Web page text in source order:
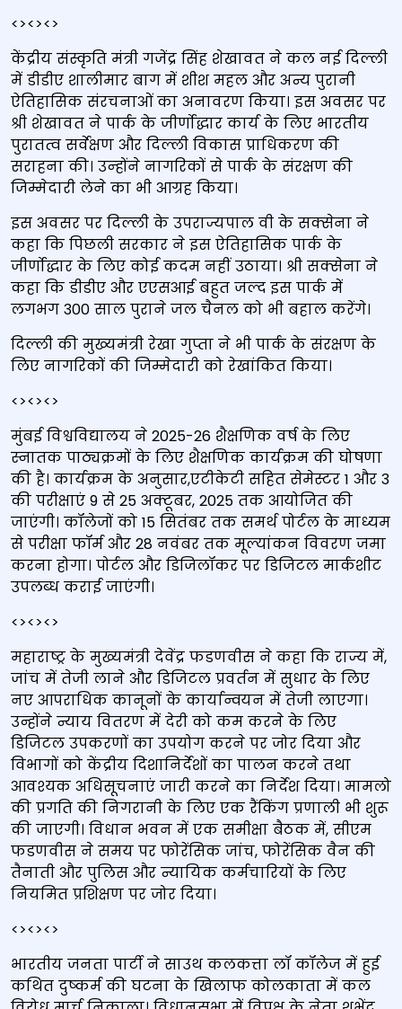
<><><>
केंद्रीय संस्कृति मंत्री गजेंद्र सिंह शेखावत ने कल नई दिल्ली
में डीडीए शालीमार बाग में शीश महल और अन्य पुरानी
ऐतिहासिक संरचनाओं का अनावरण किया। इस अवसर पर
श्री शेखावत ने पार्क के जीर्णोद्धार कार्य के लिए भारतीय
पुरातत्व सर्वेक्षण और दिल्ली विकास प्राधिकरण की
सराहना की। उन्‍होंने नागरिकों से पार्क के संरक्षण की
जिम्मेदारी लेने का भी आग्रह किया।
इस अवसर पर दिल्ली के उपराज्यपाल वी के सक्सेना ने
कहा कि पिछली सरकार ने इस ऐतिहासिक पार्क के
जीर्णोद्धार के लिए कोई कदम नहीं उठाया। श्री सक्सेना ने
कहा कि डीडीए और एएसआई बहुत जल्द इस पार्क में
लगभग 300 साल पुराने जल चैनल को भी बहाल करेंगे।
दिल्ली की मुख्‍यमंत्री रेखा गुप्ता ने भी पार्क के संरक्षण के
लिए नागरिकों की जिम्मेदारी को रेखांकित किया।
<><><>
मुंबई विश्वविद्यालय ने 2025-26 शैक्षणिक वर्ष के लिए
स्नातक पाठ्यक्रमों के लिए शैक्षणिक कार्यक्रम की घोषणा
की है। कार्यक्रम के अनुसार,एटीकेटी सहित सेमेस्टर 1 और 3
की परीक्षाएं 9 से 25 अक्टूबर, 2025 तक आयोजित की
जाएंगी। कॉलेजों को 15 सितंबर तक समर्थ पोर्टल के माध्यम
से परीक्षा फॉर्म और 28 नवंबर तक मूल्यांकन विवरण जमा
करना होगा। पोर्टल और डिजिलॉकर पर डिजिटल मार्कशीट
उपलब्ध कराई जाएंगी।
<><><>
महाराष्ट्र के मुख्यमंत्री देवेंद्र फडणवीस ने कहा कि राज्य में,
जांच में तेजी लाने और डिजिटल प्रवर्तन में सुधार के लिए
नए आपराधिक कानूनों के कार्यान्वयन में तेजी लाएगा।
उन्होंने न्याय वितरण में देरी को कम करने के लिए
डिजिटल उपकरणों का उपयोग करने पर जोर दिया और
विभागों को केंद्रीय दिशानिर्देशों का पालन करने तथा
आवश्यक अधिसूचनाएं जारी करने का निर्देश दिया। मामलो
की प्रगति की निगरानी के लिए एक रैंकिंग प्रणाली भी शुरू
की जाएगी। विधान भवन में एक समीक्षा बैठक में, सीएम
फडणवीस ने समय पर फोरेंसिक जांच, फोरेंसिक वैन की
तैनाती और पुलिस और न्यायिक कर्मचारियों के लिए
नियमित प्रशिक्षण पर जोर दिया।
<><><>
भारतीय जनता पार्टी ने साउथ कलकत्ता लॉ कॉलेज में हुई
कथित दुष्‍कर्म की घटना के खिलाफ कोलकाता में कल